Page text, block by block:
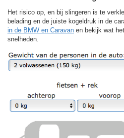
Het risico op, en bij slingeren is te
belading en de juiste kogeldruk in de
in de BMW en Caravan en bekijk wat
snelheden.